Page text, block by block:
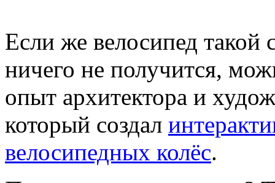
Если же велосипед такой
ничего не получится,
опыт архитектора и
который создал
велосипедных колёс.